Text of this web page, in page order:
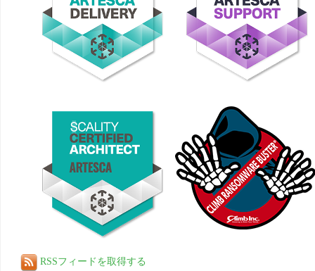
RSSフィードを取得する